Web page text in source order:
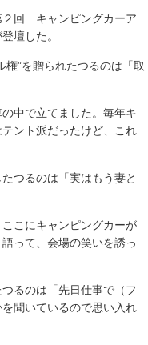
２回 キャンピングカーア
壇した。
”を贈られたつるのは「取
中で立てました。毎年キ
ント派だったけど、これ
つるのは「実はもう妻と
こにキャンピングカーが
って、会場の笑いを誘っ
るのは「先日仕事で（フ
聞いているので思い入れ